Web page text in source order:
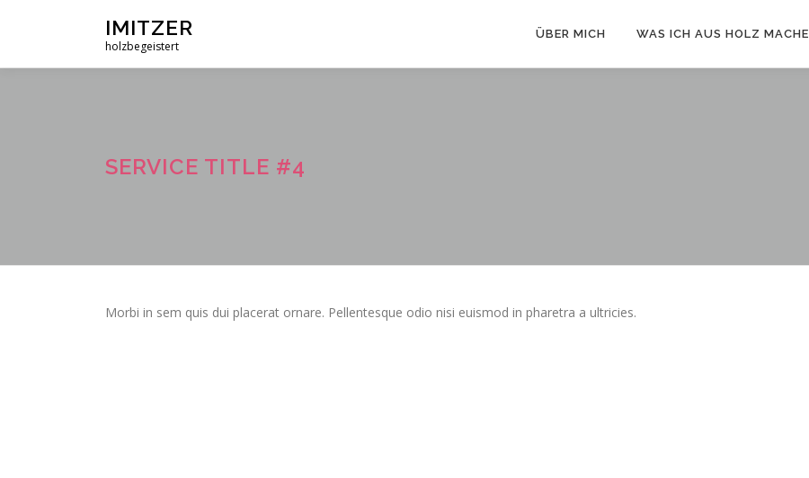
IMITZER
holzbegeistert
ÜBER MICH WAS ICH AUS HOLZ MACHE
SERVICE TITLE #4
Morbi in sem quis dui placerat ornare. Pellentesque odio nisi euismod in pharetra a ultricies.